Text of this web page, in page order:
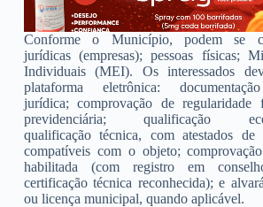
Conforme o Município, podem se
jurídicas (empresas); pessoas físicas;
Individuais (MEI). Os interessados
plataforma eletrônica:
jurídica; comprovação de regularidade
previdenciária; qualificação
qualificação técnica, com atestados de
compatíveis com o objeto;
habilitada (com registro em
certificação técnica reconhecida); e
ou licença municipal, quando aplicável.